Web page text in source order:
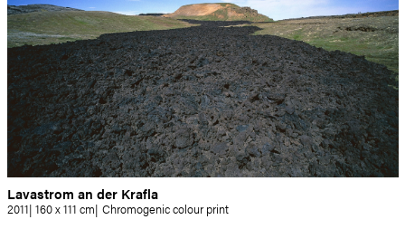
Lavastrom an der Krafla
2011 160 x 111 cm Chromogenic colour print